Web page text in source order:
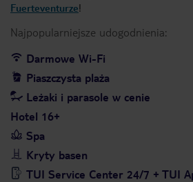
Fuerteventurze!
Najpopularniejsze udogodnienia:
Darmowe Wi-Fi
Piaszczysta plaża
Leżaki i parasole w cenie
Hotel 16+
Spa
Kryty basen
TUI Service Center 24/7 + TUI